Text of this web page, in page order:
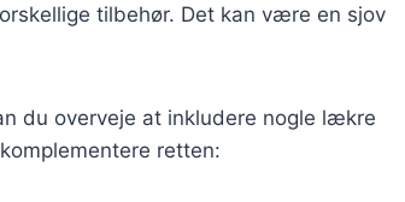
tilbehør. Det kan være en sjov
du overveje at inkludere nogle lækre
retten: